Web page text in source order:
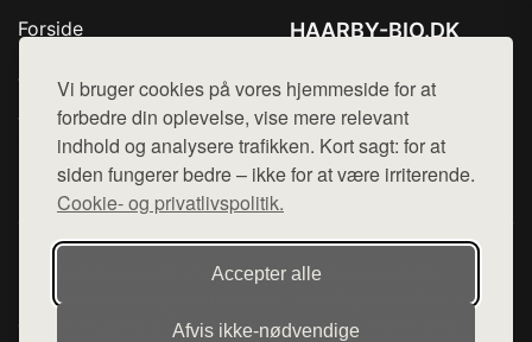
Vi bruger cookies på vores hjemmeside for at
forbedre din oplevelse, vise mere relevant
indhold og analysere trafikken. Kort sagt: for at
siden fungerer bedre – ikke for at være irriterende.
Cookie- og privatlivspolitik.
Accepter alle
Afvis ikke‑nødvendige
Forside
Top Rabatter
Jotun maling
Kontakt
HAARBY-BIO.DK
Mail: hej@want.dk
Cookie- og privatlivspolitik
Denne side er en del af want.dk, der udgiver en række
hjemmesider med præsentation af forskellige produkter fra
diverse webshops. Der sælges ikke varer fra denne side - vi